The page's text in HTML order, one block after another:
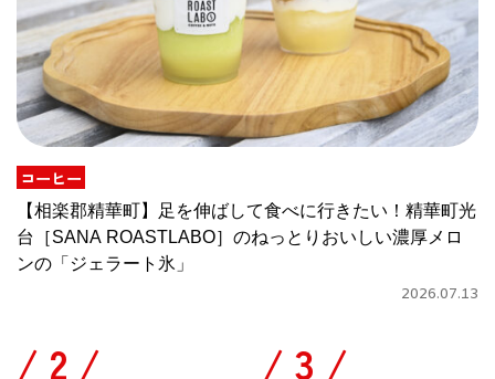
コーヒー
【相楽郡精華町】足を伸ばして食べに行きたい！精華町光
台［SANA ROASTLABO］のねっとりおいしい濃厚メロ
ンの「ジェラート氷」
2026.07.13
/ /